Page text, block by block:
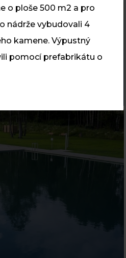
o ploše 500 m2 a pro
nádrže vybudovali 4
kamene. Výpustný
pomocí prefabrikátu o